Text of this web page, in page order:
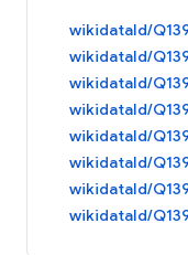
wikidataId/
wikidataId/
wikidataId/
wikidataId/
wikidataId/
wikidataId/
wikidataId/
wikidataId/